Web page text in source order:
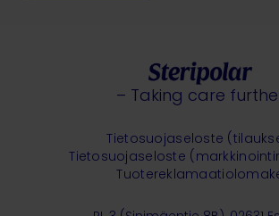
– Taking care
Tietosuojaseloste
Tietosuojaseloste